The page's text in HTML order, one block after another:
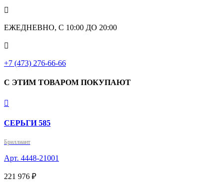

ЕЖЕДНЕВНО, С 10:00 ДО 20:00

+7 (473) 276-66-66
С ЭТИМ ТОВАРОМ ПОКУПАЮТ

СЕРЬГИ 585
Бриллиант
Арт. 4448-21001
221 976 ₽